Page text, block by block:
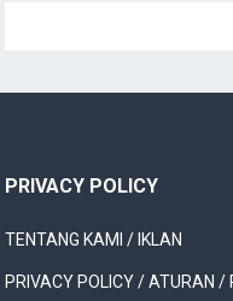
PRIVACY POLICY
TENTANG KAMI / IKLAN
PRIVACY POLICY / ATURAN /